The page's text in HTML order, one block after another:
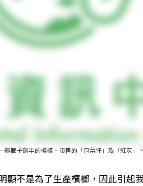
榔子剖半的模樣、市售的「包葉仔」及「紅灰」
顯不是為了生產檳榔，因此引起